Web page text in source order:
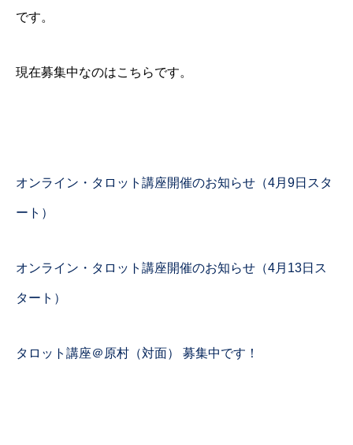
です。
現在募集中なのはこちらです。
オンライン・タロット講座開催のお知らせ（4月9日スタ
ート）
オンライン・タロット講座開催のお知らせ（4月13日ス
タート）
タロット講座＠原村（対面） 募集中です！